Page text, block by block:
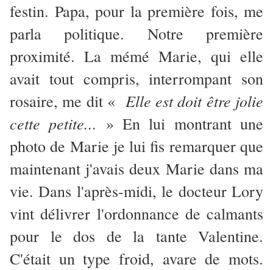
festin. Papa, pour la première fois, me
parla politique. Notre première
proximité. La mémé Marie, qui elle
avait tout compris, interrompant son
rosaire, me dit « Elle est doit être jolie
cette petite... » En lui montrant une
photo de Marie je lui fis remarquer que
maintenant j'avais deux Marie dans ma
vie. Dans l'après-midi, le docteur Lory
vint délivrer l'ordonnance de calmants
pour le dos de la tante Valentine.
C'était un type froid, avare de mots.